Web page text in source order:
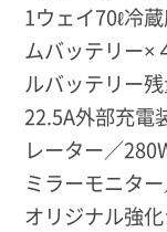
1ウェイ70ℓ冷
ムバッテリー×
ルバッテリー
22.5A外部充電
レーター／
ミラーモニタ
オリジナル強